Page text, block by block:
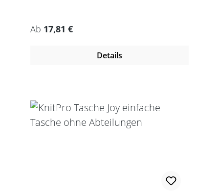
Regulärer Preis:
Ab 17,81 €
Details